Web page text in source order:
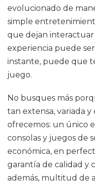
evolucionado de
simple
que dejan interactuar
experiencia puede
instante, puede que
juego.
No busques más
tan extensa, variada
ofrecemos: un único
consolas y juegos de
económica, en
garantía de calidad y
además, multitud de